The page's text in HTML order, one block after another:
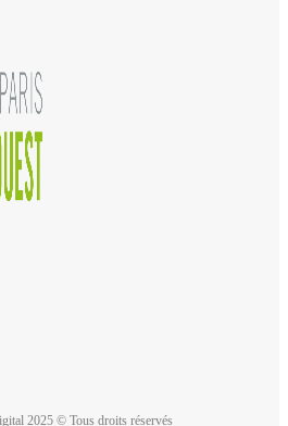
2025 © Tous droits réservés